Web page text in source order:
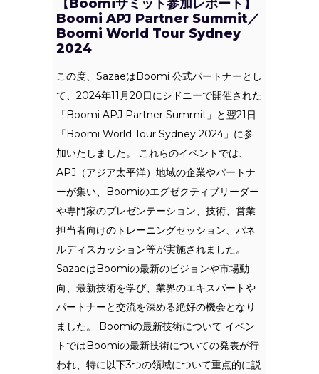
【Boomiサミット参加レポート】
Boomi APJ Partner Summit／
Boomi World Tour Sydney
2024
この度、SazaeはBoomi 公式パートナーとし
て、2024年11月20日にシドニーで開催された
「Boomi APJ Partner Summit」と翌21日
「Boomi World Tour Sydney 2024」に参
加いたしました。 これらのイベントでは、
APJ（アジア太平洋）地域の企業やパートナ
ーが集い、Boomiのエグゼクティブリーダー
や専門家のプレゼンテーション、技術、営業
担当者向けのトレーニングセッション、パネ
ルディスカッション等が実施されました。
SazaeはBoomiの最新のビジョンや市場動
向、最新技術を学び、業界のエキスパートや
パートナーと交流を深める絶好の機会となり
ました。 Boomiの最新技術について イベン
トではBoomiの最新技術についての発表が行
われ、特に以下3つの領域について重点的に説